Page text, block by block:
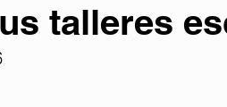
talleres